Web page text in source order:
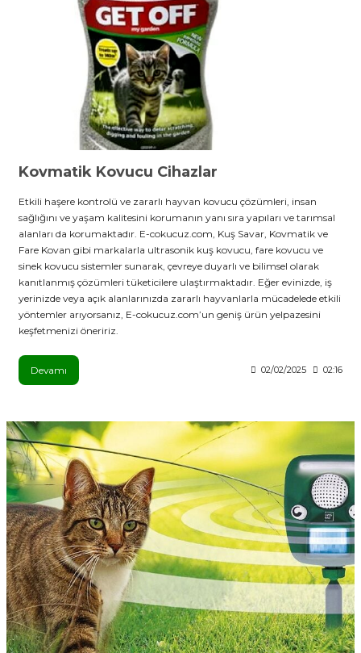
Kovucu Cihazlar
Kovmatik Kovucu Cihazlar
Etkili haşere kontrolü ve zararlı hayvan kovucu çözümleri, insan
sağlığını ve yaşam kalitesini korumanın yanı sıra yapıları ve tarımsal
alanları da korumaktadır. E-cokucuz.com, Kuş Savar, Kovmatik ve
Fare Kovan gibi markalarla ultrasonik kuş kovucu, fare kovucu ve
sinek kovucu sistemler sunarak, çevreye duyarlı ve bilimsel olarak
kanıtlanmış çözümleri tüketicilere ulaştırmaktadır. Eğer evinizde, iş
yerinizde veya açık alanlarınızda zararlı hayvanlarla mücadelede etkili
yöntemler arıyorsanız, E-cokucuz.com’un geniş ürün yelpazesini
keşfetmenizi öneririz.
Devamı 02/02/2025 02:16